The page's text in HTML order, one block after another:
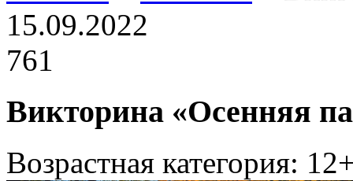
15.09.2022
761
Викторина «Осенняя
Возрастная категория: